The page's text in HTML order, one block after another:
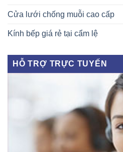
Cửa lưới chống muỗi cao cấp
Kính bếp giá rẻ tại cẩm lệ
HỖ TRỢ TRỰC TUYẾN